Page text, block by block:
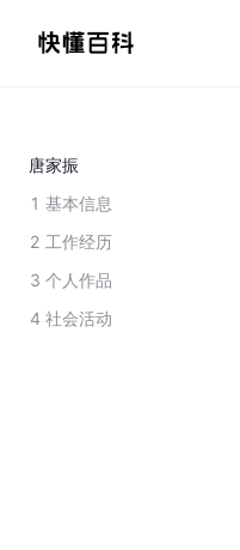
唐家振
1 基本信息
2 工作经历
3 个人作品
4 社会活动